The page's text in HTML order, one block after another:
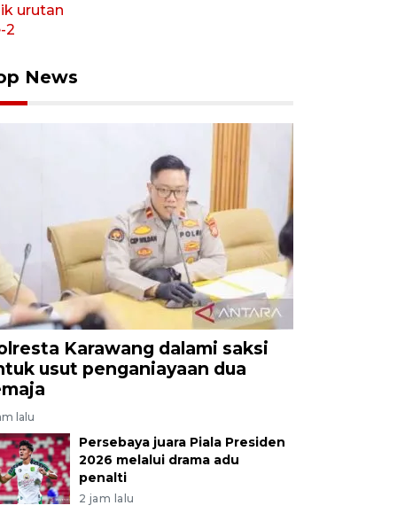
News
Karawang dalami saksi
usut penganiayaan dua
lalu
Persebaya juara Piala Presiden
2026 melalui drama adu
penalti
2 jam lalu